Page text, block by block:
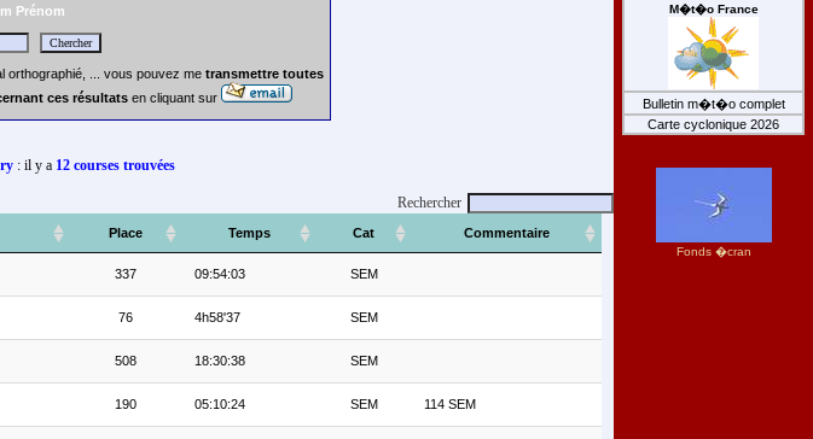
Prénom
orthographié, ... vous pouvez me transmettre toutes
ces résultats en cliquant sur
: il y a 12 courses trouvées
Rechercher
Place Temps Cat Commentaire
337 09:54:03 SEM
76 4h58'37 SEM
508 18:30:38 SEM
190 05:10:24 SEM 114 SEM
M�t�o France
Bulletin m�t�o complet
Carte cyclonique 2026
Fonds �cran